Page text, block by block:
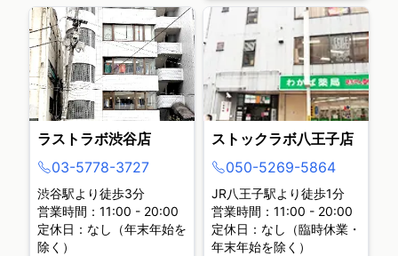
ラストラボ渋谷店
03-5778-3727
渋谷駅より徒歩3分
営業時間：11:00 - 20:00
定休日：なし（年末年始を
除く）
ストックラボ八王子店
050-5269-5864
JR八王子駅より徒歩1分
営業時間：11:00 - 20:00
定休日：なし（臨時休業・
年末年始を除く）